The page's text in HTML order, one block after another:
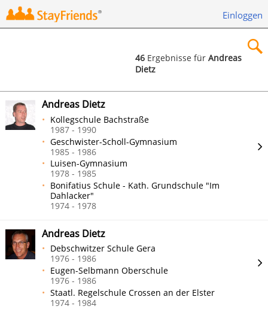
Einloggen
Suchen
46Ergebnisse für Andreas
Dietz
Andreas Dietz
Kollegschule Bachstraße
1987 - 1990
Geschwister-Scholl-Gymnasium
1985 - 1986
Luisen-Gymnasium
1978 - 1985
Bonifatius Schule - Kath. Grundschule "Im
Dahlacker"
1974 - 1978
Andreas Dietz
Debschwitzer Schule Gera
1976 - 1986
Eugen-Selbmann Oberschule
1976 - 1986
Staatl. Regelschule Crossen an der Elster
1974 - 1984